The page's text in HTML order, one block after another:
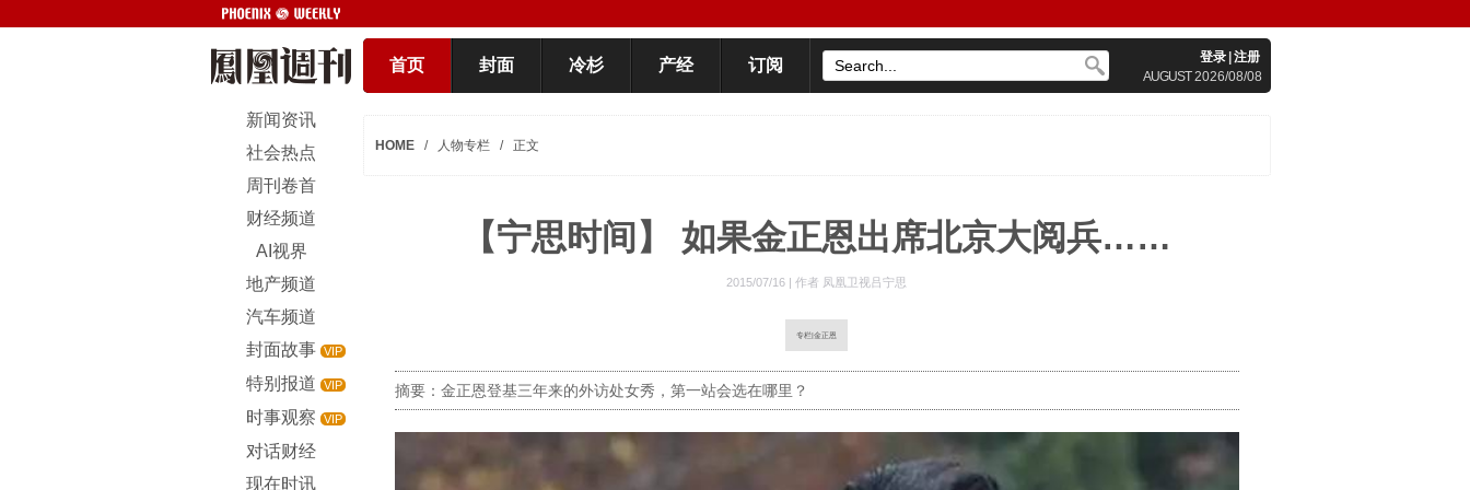
首页 封面 冷杉 产经 订阅 登录 注册
AUGUST2026/08/08
新闻资讯
社会热点
周刊卷首
财经频道
AI视界
地产频道
汽车频道
封面故事 VIP
特别报道 VIP
时事观察 VIP
对话财经
现在时讯
HOME / 人物专栏 / 正文
【宁思时间】 如果金正恩出席北京大阅兵……
2015/07/16 |作者 凤凰卫视吕宁思
专栏|金正恩
摘要：金正恩登基三年来的外访处女秀，第一站会选在哪里？